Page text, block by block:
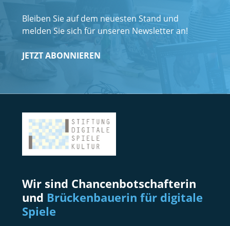
Bleiben Sie auf dem neuesten Stand und
melden Sie sich für unseren Newsletter an!
JETZT ABONNIEREN
Wir sind Chancenbotschafterin
und Brückenbauerin für digitale
Spiele